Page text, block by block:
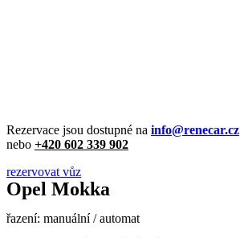
Rezervace jsou dostupné na info@renecar.cz
nebo +420 602 339 902
rezervovat vůz
Opel Mokka
řazení: manuální / automat